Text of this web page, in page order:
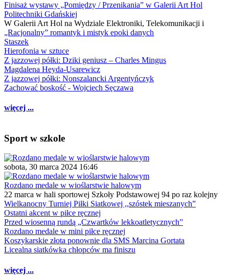
Finisaż wystawy „Pomiędzy / Przenikania” w Galerii Art Hol
Politechniki Gdańskiej
W Galerii Art Hol na Wydziale Elektroniki, Telekomunikacji i
„Racjonalny” romantyk i mistyk epoki danych
Staszek
Hierofonia w sztuce
Z jazzowej półki: Dziki geniusz – Charles Mingus
Magdalena Heyda-Usarewicz
Z jazzowej półki: Nonszalancki Argentyńczyk
Zachować boskość - Wojciech Sęczawa
więcej ...
Sport w szkole
sobota, 30 marca 2024 16:46
Rozdano medale w wioślarstwie halowym
22 marca w hali sportowej Szkoły Podstawowej 94 po raz kolejny
Wielkanocny Turniej Piłki Siatkowej ,,szóstek mieszanych”
Ostatni akcent w piłce ręcznej
Przed wiosenną rundą „Czwartków lekkoatletycznych”
Rozdano medale w mini piłce ręcznej
Koszykarskie złota ponownie dla SMS Marcina Gortata
Licealna siatkówka chłopców ma finiszu
więcej ...